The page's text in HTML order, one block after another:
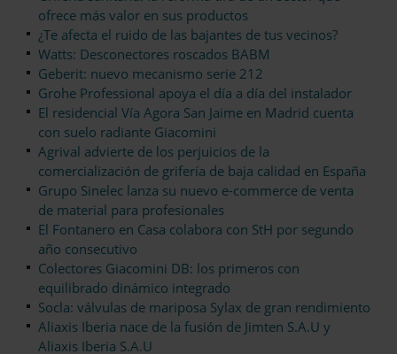
ofrece más valor en sus productos
¿Te afecta el ruido de las bajantes de tus vecinos?
Watts: Desconectores roscados BABM
Geberit: nuevo mecanismo serie 212
Grohe Professional apoya el día a día del instalador
El residencial Vía Agora San Jaime en Madrid cuenta
con suelo radiante Giacomini
Agrival advierte de los perjuicios de la
comercialización de grifería de baja calidad en España
Grupo Sinelec lanza su nuevo e-commerce de venta
de material para profesionales
El Fontanero en Casa colabora con StH por segundo
año consecutivo
Colectores Giacomini DB: los primeros con
equilibrado dinámico integrado
Socla: válvulas de mariposa Sylax de gran rendimiento
Aliaxis Iberia nace de la fusión de Jimten S.A.U y
Aliaxis Iberia S.A.U